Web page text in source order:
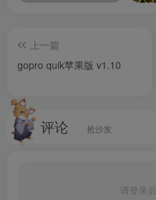
新的新闻资讯，包括国内、
领域的新闻报道，用户可以
读到关于时事热点、社会现象
章，了解更多背景信息和专家
播、访谈节目、网络直播等
上一篇
gopro quik苹果版 v1.10
评论 抢沙发
请登录